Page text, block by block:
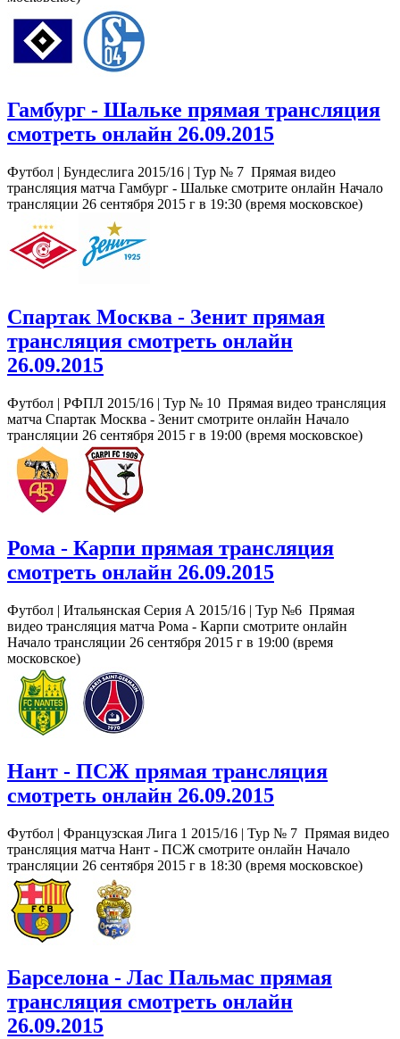
Гамбург - Шальке прямая трансляция
смотреть онлайн 26.09.2015
Футбол | Бундеслига 2015/16 | Тур № 7 Прямая видео
трансляция матча Гамбург - Шальке смотрите онлайн Начало
трансляции 26 сентября 2015 г в 19:30 (время московское)
Спартак Москва - Зенит прямая
трансляция смотреть онлайн
26.09.2015
Футбол | РФПЛ 2015/16 | Тур № 10 Прямая видео трансляция
матча Спартак Москва - Зенит смотрите онлайн Начало
трансляции 26 сентября 2015 г в 19:00 (время московское)
Рома - Карпи прямая трансляция
смотреть онлайн 26.09.2015
Футбол | Итальянская Серия А 2015/16 | Тур №6 Прямая
видео трансляция матча Рома - Карпи смотрите онлайн
Начало трансляции 26 сентября 2015 г в 19:00 (время
московское)
Нант - ПСЖ прямая трансляция
смотреть онлайн 26.09.2015
Футбол | Французская Лига 1 2015/16 | Тур № 7 Прямая видео
трансляция матча Нант - ПСЖ смотрите онлайн Начало
трансляции 26 сентября 2015 г в 18:30 (время московское)
Барселона - Лас Пальмас прямая
трансляция смотреть онлайн
26.09.2015